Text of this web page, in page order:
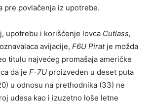
pre povlačenja iz upotrebe.
upotrebu i korišćenje lovca Cutlass,
avijacije, F6U Piratje možda
titulu najvećeg promašaja američke
da je F-7U proizveden u deset puta
u odnosu na prethodnika (33) ne
udesa kao i izuzetno loše letne